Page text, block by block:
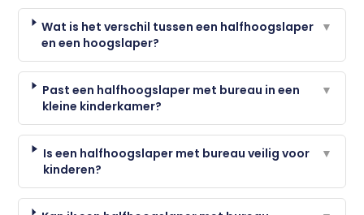
Wat is het verschil tussen een halfhoogslaper
en een hoogslaper?
▼
Past een halfhoogslaper met bureau in een
kleine kinderkamer?
▼
Is een halfhoogslaper met bureau veilig voor
kinderen?
▼